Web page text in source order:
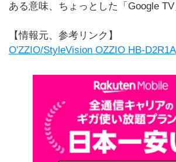
ある意味、ちょっとした「Google TV
【情報元、参考リンク】
O'ZZIO/StyleVision OZZIO HB-D2R1A